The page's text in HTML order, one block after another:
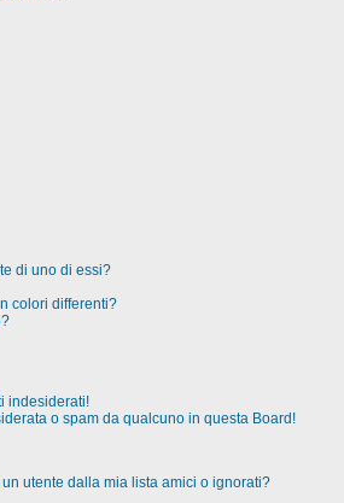
di uno di essi?
colori differenti?
indesiderati!
o spam da qualcuno in questa Board!
utente dalla mia lista amici o ignorati?